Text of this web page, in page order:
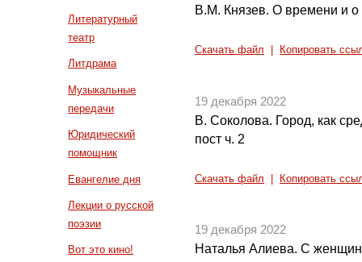
Литературный
театр
Литдрама
Музыкальные
передачи
Юридический
помощник
Евангелие дня
Лекции о русской
поэзии
Вот это кино!
В.М. Князев. О времени и о
Скачать файл Копировать
19 декабря 2022
В. Соколова. Город, как
пост ч. 2
Скачать файл Копировать
19 декабря 2022
Наталья Алиева. С женщин